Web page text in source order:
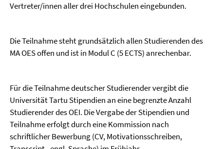
Vertreter/innen aller drei Hochschulen eingebunden.
Die Teilnahme steht grundsätzlich allen Studierenden des
MA OES offen und ist in Modul C (5 ECTS) anrechenbar.
Für die Teilnahme deutscher Studierender vergibt die
Universität Tartu Stipendien an eine begrenzte Anzahl
Studierender des OEI. Die Vergabe der Stipendien und
Teilnahme erfolgt durch eine Kommission nach
schriftlicher Bewerbung (CV, Motivationsschreiben,